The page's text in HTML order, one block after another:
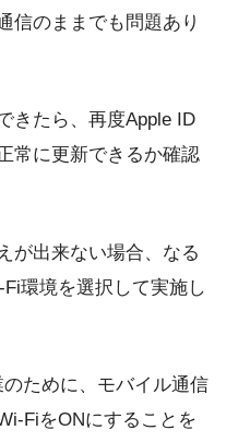
信のままでも問題あり
きたら、再度Apple ID
常に更新できるか確認
が出来ない場合、なる
環境を選択して実施し
のために、モバイル通信
FiをONにすることを